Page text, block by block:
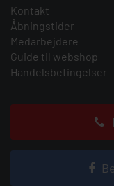
Kontakt
Åbningstider
Medarbejdere
Guide til webshop
Handelsbetingelser